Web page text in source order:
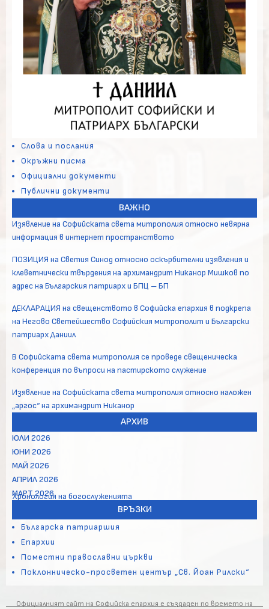
Слова и послания
Окръжни писма
Официални документи
Публични документи
ВАЖНО
Изявление на Софийската света митрополия относно невярна
информация в интернет пространството
ПОЗИЦИЯ на Светия Синод относно оскърбителни изявления и
клеветнически твърдения на архимандрит Никанор Мишков по
адрес на Българския патриарх и БПЦ – БП
ДЕКЛАРАЦИЯ на свещенството в Софийска епархия в подкрепа
на Негово Светейшество Софийския митрополит и Български
патриарх Даниил
В Софийската света митрополия се проведе свещеническа
конференция по въпроси на пастирското служение
Изявление на Софийската света митрополия относно наложен
„аргос“ на архимандрит Никанор
АРХИВ
ЮЛИ 2026
ЮНИ 2026
МАЙ 2026
АПРИЛ 2026
МАРТ 2026
Хронология на богослуженията
ВРЪЗКИ
Българска патриаршия
Епархии
Поместни православни църкви
Поклонническо-просветен център „Св. Йоан Рилски“
Официалният сайт на Софийска епархия е създаден по времето на